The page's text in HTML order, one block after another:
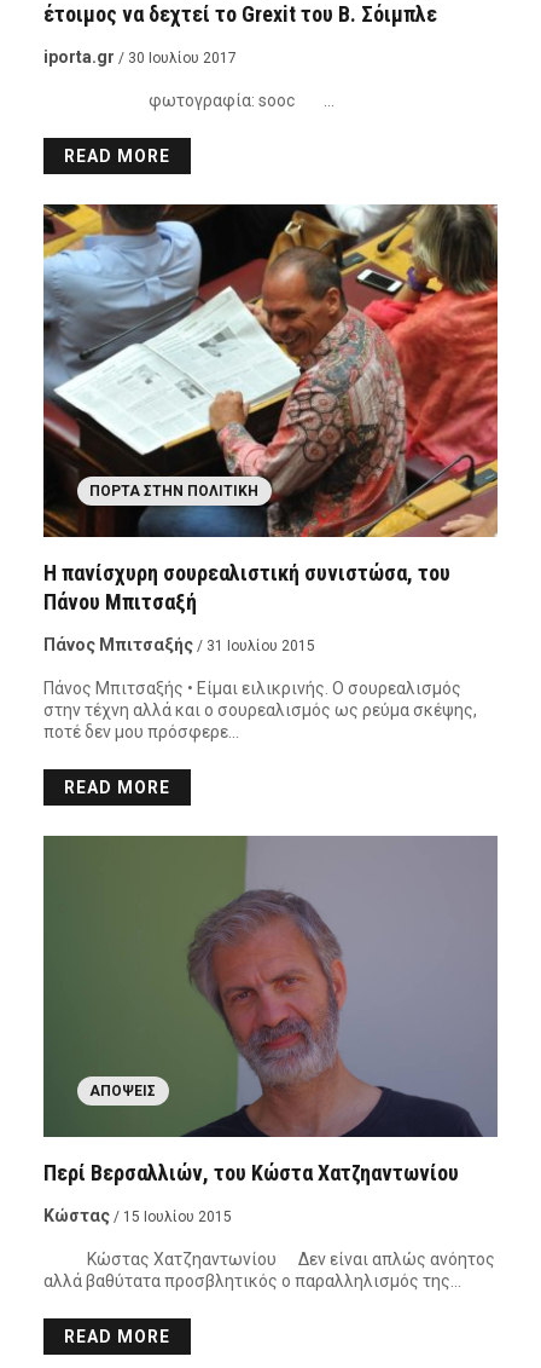
έτοιμος να δεχτεί το Grexit του Β. Σόιμπλε
iporta.gr / 30 Ιουλίου 2017
φωτογραφία: sooc …
READ MORE
ΠΌΡΤΑ ΣΤΗΝ ΠΟΛΙΤΙΚΉ
Η πανίσχυρη σουρεαλιστική συνιστώσα, του
Πάνου Μπιτσαξή
Πάνος Μπιτσαξής / 31 Ιουλίου 2015
Πάνος Μπιτσαξής • Είμαι ειλικρινής. Ο σουρεαλισμός
στην τέχνη αλλά και ο σουρεαλισμός ως ρεύμα σκέψης,
ποτέ δεν μου πρόσφερε…
READ MORE
ΑΠΌΨΕΙΣ
Περί Βερσαλλιών, του Κώστα Χατζηαντωνίου
Κώστας / 15 Ιουλίου 2015
Κώστας Χατζηαντωνίου Δεν είναι απλώς ανόητος
αλλά βαθύτατα προσβλητικός ο παραλληλισμός της…
READ MORE
ΑΠΌΨΕΙΣ